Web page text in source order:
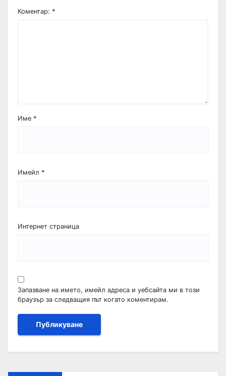
Коментар: *
Име *
Имейл *
Интернет страница
Запазване на името, имейл адреса и уебсайта ми в този
браузър за следващия път когато коментирам.